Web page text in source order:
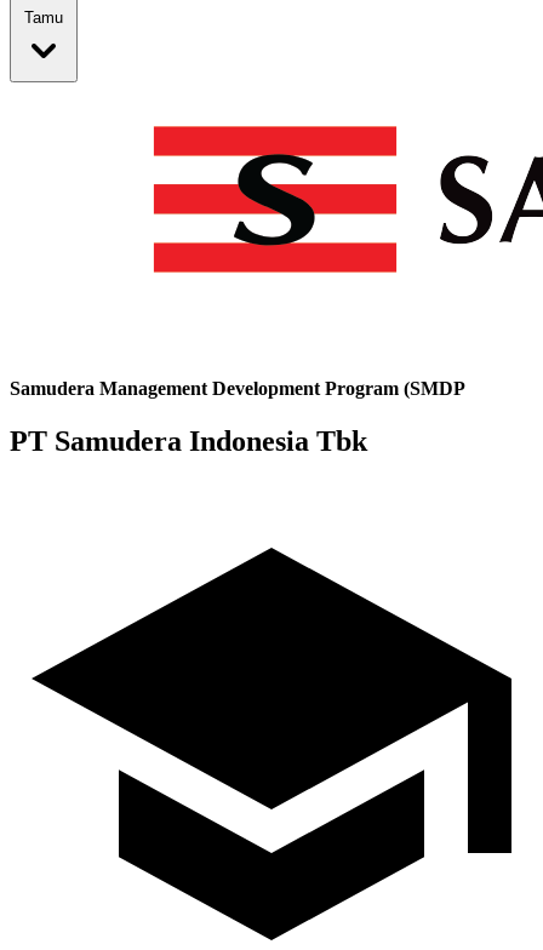
Tamu
Samudera Management Development Program (SMDP
PT Samudera Indonesia Tbk